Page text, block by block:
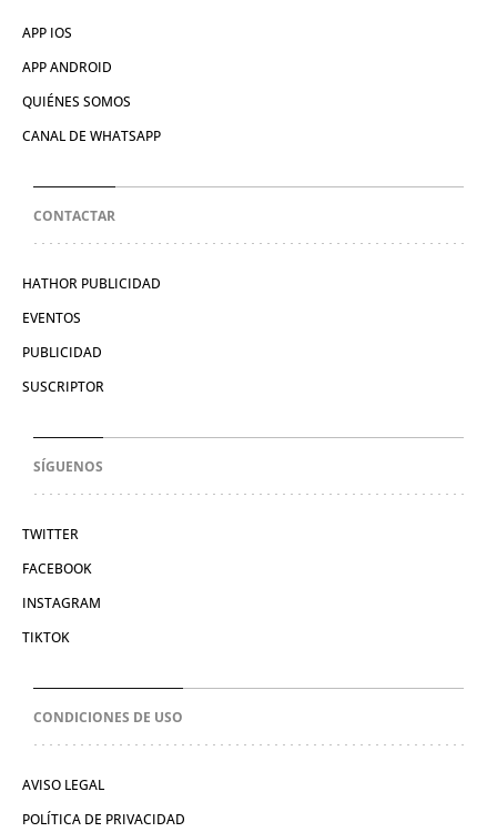
APP IOS
APP ANDROID
QUIÉNES SOMOS
CANAL DE WHATSAPP
CONTACTAR
HATHOR PUBLICIDAD
EVENTOS
PUBLICIDAD
SUSCRIPTOR
SÍGUENOS
TWITTER
FACEBOOK
INSTAGRAM
TIKTOK
CONDICIONES DE USO
AVISO LEGAL
POLÍTICA DE PRIVACIDAD